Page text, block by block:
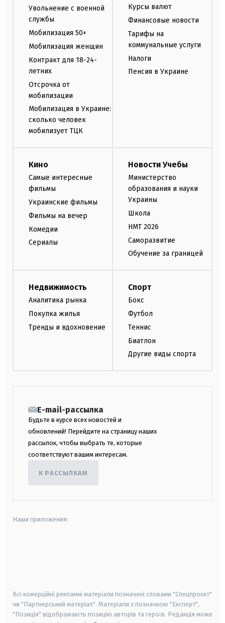
Увольнение с военной
службы
Мобилизация 50+
Мобилизация женщин
Контракт для 18-24-
летних
Отсрочка от
мобилизации
Мобилизация в Украине:
сколько человек
мобилизует ТЦК
Курсы валют
Финансовые новости
Тарифы на
коммунальные услуги
Налоги
Пенсия в Украине
Кино
Самые интересные
фильмы
Украинские фильмы
Фильмы на вечер
Комедии
Сериалы
Новости Учебы
Министерство
образования и науки
Украины
Школа
НМТ 2026
Саморазвитие
Обучение за границей
Недвижимость
Аналитика рынка
Покупка жилья
Тренды и вдохновение
Спорт
Бокс
Футбол
Теннис
Биатлон
Другие виды спорта
E-mail-рассылка
Будьте в курсе всех новостей и
обновлений! Перейдите на страницу наших
рассылок, чтобы выбрать те, которые
соответствуют вашим интересам.
К РАССЫЛКАМ
Наши приложения:
Всі комерційні рекламні матеріали позначені словами "Спецпроєкт"
чи "Партнерський матеріал". Матеріали з позначкою "Експерт",
"Позиція" відображають позицію авторів та героїв. Редакція може